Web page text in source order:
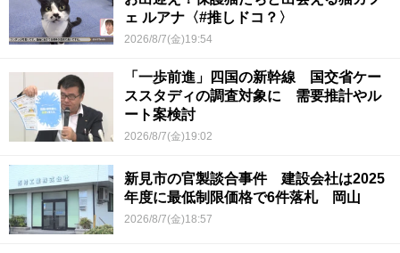
ェ ルアナ〈#推しドコ？〉
2026/8/7(金)19:54
「一歩前進」四国の新幹線 国交省ケー
ススタディの調査対象に 需要推計やル
ート案検討
2026/8/7(金)19:02
新見市の官製談合事件 建設会社は2025
年度に最低制限価格で6件落札 岡山
2026/8/7(金)18:57